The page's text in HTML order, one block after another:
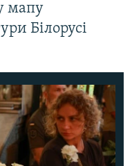
мапу
Білорусі